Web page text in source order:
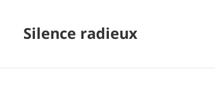
Silence radieux